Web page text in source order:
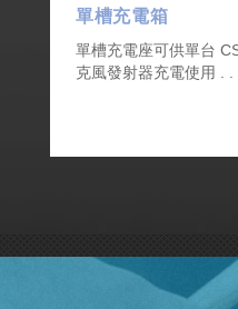
單槽充電箱
單槽充電座可供單台
克風發射器充電使用